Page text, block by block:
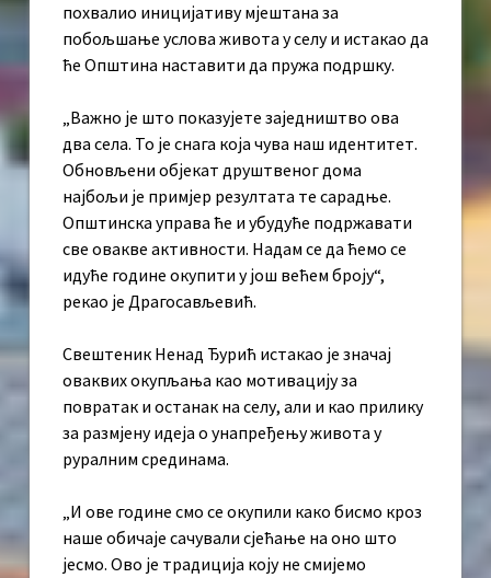
похвалио иницијативу мјештана за
побољшање услова живота у селу и истакао да
ће Општина наставити да пружа подршку.
„Важно је што показујете заједништво ова
два села. То је снага која чува наш идентитет.
Обновљени објекат друштвеног дома
најбољи је примјер резултата те сарадње.
Општинска управа ће и убудуће подржавати
све овакве активности. Надам се да ћемо се
идуће године окупити у још већем броју“,
рекао је Драгосављевић.
Свештеник Ненад Ђурић истакао је значај
оваквих окупљања као мотивацију за
повратак и останак на селу, али и као прилику
за размјену идеја о унапређењу живота у
руралним срединама.
„И ове године смо се окупили како бисмо кроз
наше обичаје сачували сјећање на оно што
јесмо. Ово је традиција коју не смијемо